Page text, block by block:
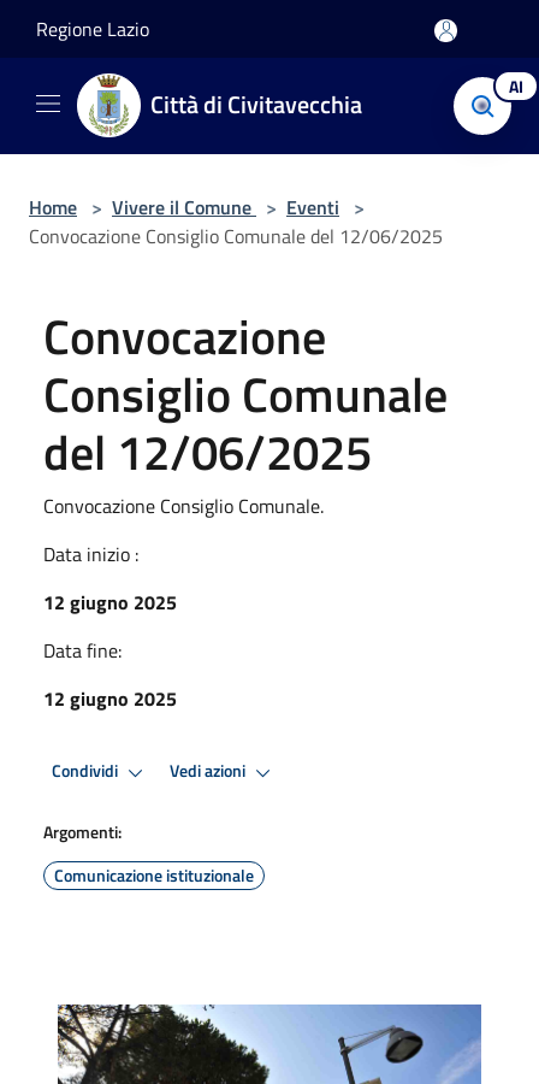
Regione Lazio
Città di Civitavecchia AI
Home > Vivere il Comune > Eventi >
Convocazione Consiglio Comunale del 12/06/2025
Convocazione
Consiglio Comunale
del 12/06/2025
Convocazione Consiglio Comunale.
Data inizio :
12 giugno 2025
Data fine:
12 giugno 2025
Condividi Vedi azioni
Argomenti:
Comunicazione istituzionale